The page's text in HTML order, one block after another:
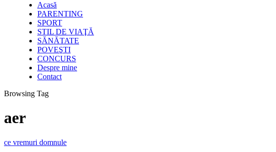
Acasă
PARENTING
SPORT
STIL DE VIAŢĂ
SĂNĂTATE
POVEŞTI
CONCURS
Despre mine
Contact
Browsing Tag
aer
ce vremuri domnule